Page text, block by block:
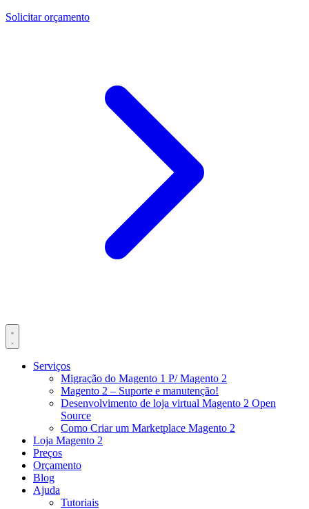
Solicitar orçamento
Serviços
Migração do Magento 1 P/ Magento 2
Magento 2 – Suporte e manutenção!
Desenvolvimento de loja virtual Magento 2 Open
Source
Como Criar um Marketplace Magento 2
Loja Magento 2
Preços
Orçamento
Blog
Ajuda
Tutoriais